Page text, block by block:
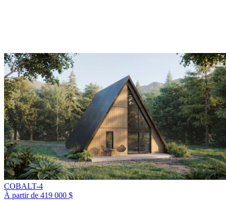
COBALT-4
À partir de 419 000 $